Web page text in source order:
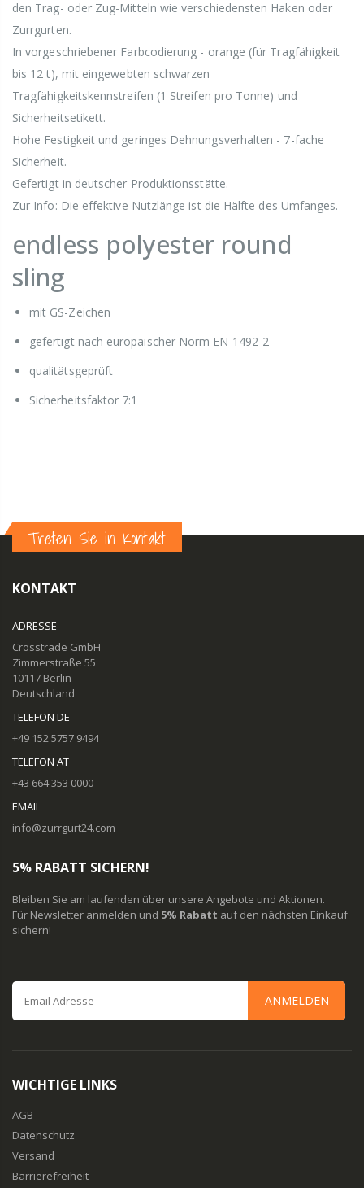
den Trag- oder Zug-Mitteln wie verschiedensten Haken oder
Zurrgurten.
In vorgeschriebener Farbcodierung - orange (für Tragfähigkeit
bis 12 t), mit eingewebten schwarzen
Tragfähigkeitskennstreifen (1 Streifen pro Tonne) und
Sicherheitsetikett.
Hohe Festigkeit und geringes Dehnungsverhalten - 7-fache
Sicherheit.
Gefertigt in deutscher Produktionsstätte.
Zur Info: Die effektive Nutzlänge ist die Hälfte des Umfanges.
endless polyester round
sling
mit GS-Zeichen
gefertigt nach europäischer Norm EN 1492-2
qualitätsgeprüft
Sicherheitsfaktor 7:1
Treten Sie in Kontakt
KONTAKT
ADRESSE
Crosstrade GmbH
Zimmerstraße 55
10117 Berlin
Deutschland
TELEFON DE
+49 152 5757 9494
TELEFON AT
+43 664 353 0000
EMAIL
info@zurrgurt24.com
5% RABATT SICHERN!
Bleiben Sie am laufenden über unsere Angebote und Aktionen.
Für Newsletter anmelden und 5% Rabatt auf den nächsten Einkauf
sichern!
ANMELDEN
WICHTIGE LINKS
AGB
Datenschutz
Versand
Barrierefreiheit